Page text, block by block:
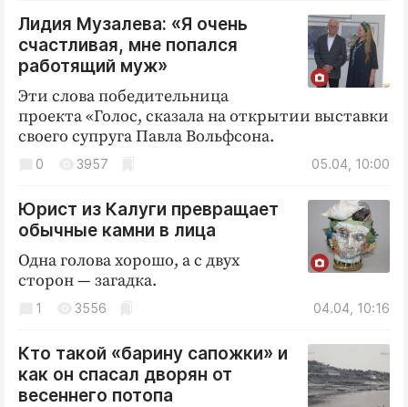
Лидия Музалева: «Я очень
счастливая, мне попался
работящий муж»
Эти слова победительница
проекта «Голос, сказала на открытии выставки
своего супруга Павла Вольфсона.
05.04, 10:00
0 3957
Юрист из Калуги превращает
обычные камни в лица
Одна голова хорошо, а с двух
сторон — загадка.
04.04, 10:16
1 3556
Кто такой «барину сапожки» и
как он спасал дворян от
весеннего потопа